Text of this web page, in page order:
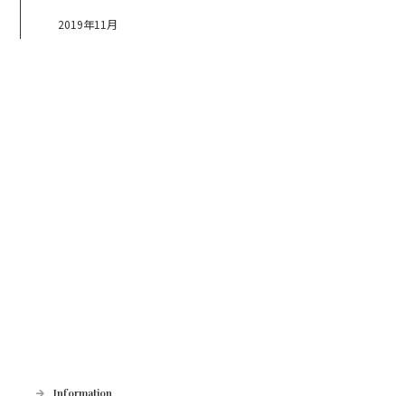
2019年11月